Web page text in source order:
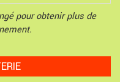
pour obtenir plus de